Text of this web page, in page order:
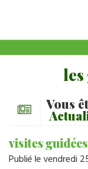
les
Vous
visites
Publié le vendredi